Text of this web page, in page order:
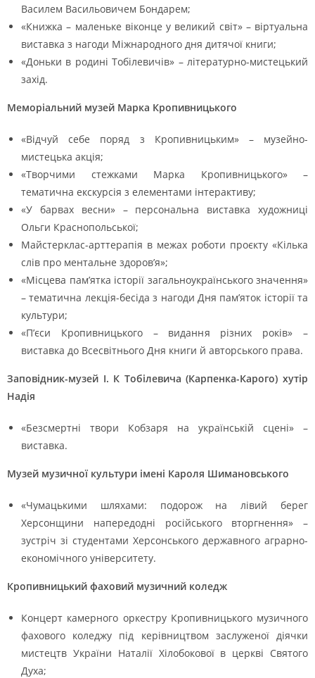
Василем Васильовичем Бондарем;
«Книжка – маленьке віконце у великий світ» – віртуальна
виставка з нагоди Міжнародного дня дитячої книги;
«Доньки в родині Тобілевичів» – літературно-мистецький
захід.
Меморіальний музей Марка Кропивницького
«Відчуй себе поряд з Кропивницьким» – музейно-
мистецька акція;
«Творчими стежками Марка Кропивницького» –
тематична екскурсія з елементами інтерактиву;
«У барвах весни» – персональна виставка художниці
Ольги Краснопольської;
Майстерклас-арттерапія в межах роботи проєкту «Кілька
слів про ментальне здоров’я»;
«Місцева пам’ятка історії загальноукраїнського значення»
– тематична лекція-бесіда з нагоди Дня пам’яток історії та
культури;
«П’єси Кропивницького – видання різних років» –
виставка до Всесвітнього Дня книги й авторського права.
Заповідник-музей І. К Тобілевича (Карпенка-Карого) хутір
Надія
«Безсмертні твори Кобзаря на українській сцені» –
виставка.
Музей музичної культури імені Кароля Шимановського
«Чумацькими шляхами: подорож на лівий берег
Херсонщини напередодні російського вторгнення» –
зустріч зі студентами Херсонського державного аграрно-
економічного університету.
Кропивницький фаховий музичний коледж
Концерт камерного оркестру Кропивницького музичного
фахового коледжу під керівництвом заслуженої діячки
мистецтв України Наталії Хілобокової в церкві Святого
Духа;